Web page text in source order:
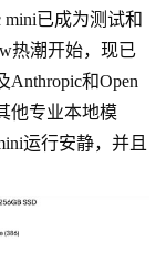
已成为测试和
热潮开始，现已
Anthropic和Open
他专业本地模
运行安静，并且